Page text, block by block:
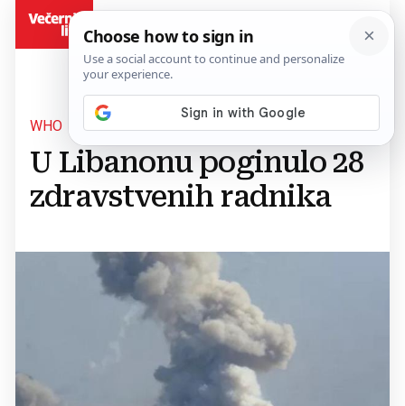
WHO
U Libanonu poginulo 28
zdravstvenih radnika